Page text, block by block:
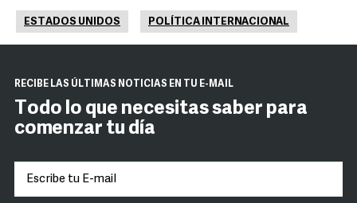
ESTADOS UNIDOS POLÍTICA INTERNACIONAL
RECIBE LAS ÚLTIMAS NOTICIAS EN TU E-MAIL
Todo lo que necesitas saber para
comenzar tu día